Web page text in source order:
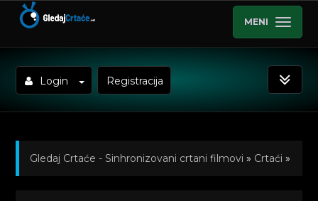
MENI
Login Registracija
Gledaj Crtaće - Sinhronizovani crtani filmovi » Crtaći »